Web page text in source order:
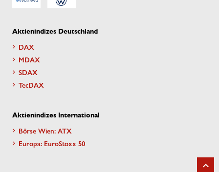
Aktienindizes Deutschland
DAX
MDAX
SDAX
TecDAX
Aktienindizes International
Börse Wien: ATX
Europa: EuroStoxx 50